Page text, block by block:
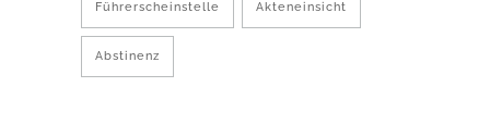
Führerscheinstelle Akteneinsicht
Abstinenz